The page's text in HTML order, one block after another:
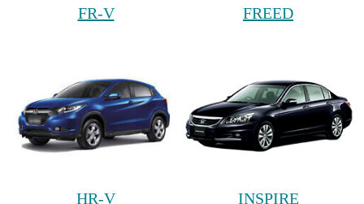
FR-V FREED
HR-V INSPIRE